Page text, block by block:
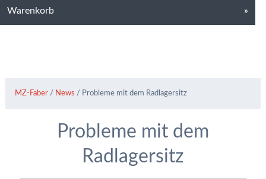
Warenkorb
MZ-Faber / News / Probleme mit dem Radlagersitz
Probleme mit dem
Radlagersitz